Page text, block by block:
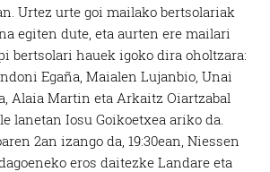
Urtez urte goi mailako bertsolariak
egiten dute, eta aurten ere mailari
bertsolari hauek igoko dira oholtzara:
Egaña, Maialen Lujanbio, Unai
Alaia Martin eta Arkaitz Oiartzabal
lanetan Iosu Goikoetxea ariko da.
2an izango da, 19:30ean, Niessen
eros daitezke Landare eta